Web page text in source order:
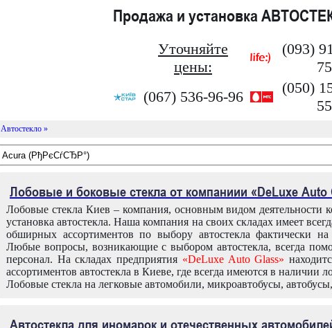
Продажа и установка
Уточняйте
цены:
(093)
75
(067) 536-96-96
(050)
55
Автостекло »
Лобовые и боковые стекла от компаниии «DeLuxe Auto
Лобовые стекла Киев – компания, основным видом деятельности
установка автостекла. Наша компания на своих складах имеет
обширных ассортиментов по выбору автостекла фактически
Любые вопросы, возникающие с выбором автостекла, всегда
персонал. На складах предприятия «DeLuxe Auto Glass»
ассортиментов автостекла в Киеве, где всегда имеются в наличии
Лобовые стекла на легковые автомобили, микроавтобусы,
Автостекла для иномарок и отечественных